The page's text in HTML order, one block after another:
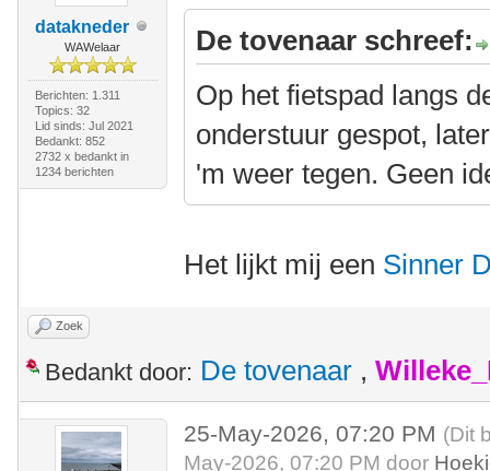
datakneder
WAWelaar
Berichten: 1.311
Topics: 32
Lid sinds: Jul 2021
Bedankt: 852
2732 x bedankt in
1234 berichten
De tovenaar schreef:
Op het fietspad langs
onderstuur gespot,
'm weer tegen. Geen
Het lijkt mij een Sinner
Zoek
Bedankt door: De tovenaar ,
25-May-2026, 07:20 PM (Dit
May-2026, 07:20 PM door